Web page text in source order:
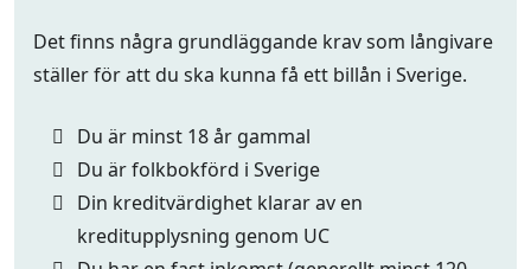
Det finns några grundläggande krav som långivare
ställer för att du ska kunna få ett billån i Sverige.
Du är minst 18 år gammal
Du är folkbokförd i Sverige
Din kreditvärdighet klarar av en
kreditupplysning genom UC